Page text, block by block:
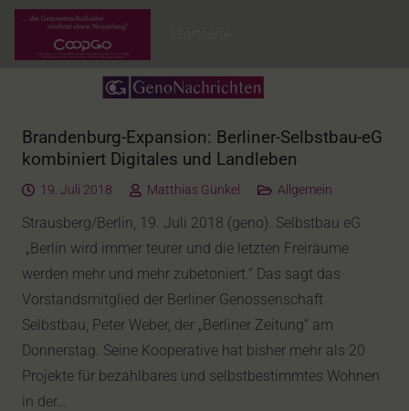
Brandenburg-Expansion: Berliner-Selbstbau-eG
kombiniert Digitales und Landleben
19. Juli 2018 Matthias Günkel Allgemein
Strausberg/Berlin, 19. Juli 2018 (geno). Selbstbau eG
„Berlin wird immer teurer und die letzten Freiräume
werden mehr und mehr zubetoniert.“ Das sagt das
Vorstandsmitglied der Berliner Genossenschaft
Selbstbau, Peter Weber, der „Berliner Zeitung“ am
Donnerstag. Seine Kooperative hat bisher mehr als 20
Projekte für bezahlbares und selbstbestimmtes Wohnen
in der…